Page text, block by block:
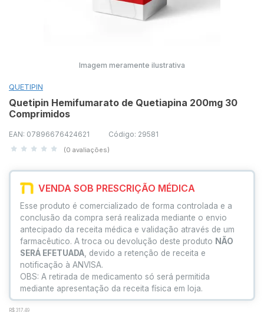
Imagem meramente ilustrativa
QUETIPIN
Quetipin Hemifumarato de Quetiapina 200mg 30
Comprimidos
EAN: 07896676424621 Código: 29581
(0 avaliações)
VENDA SOB PRESCRIÇÃO MÉDICA
Esse produto é comercializado de forma controlada e a
conclusão da compra será realizada mediante o envio
antecipado da receita médica e validação através de um
farmacêutico. A troca ou devolução deste produto NÃO
SERÁ EFETUADA , devido a retenção de receita e
notificação à ANVISA.
OBS: A retirada de medicamento só será permitida
mediante apresentação da receita física em loja.
R$ 317,49